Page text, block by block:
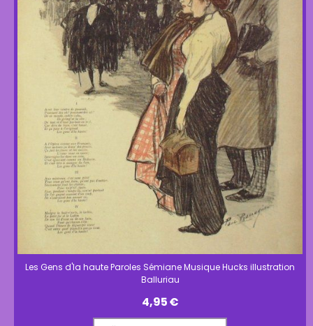
Les Gens d'la haute Paroles Sémiane Musique Hucks illustration
Balluriau
4,95€